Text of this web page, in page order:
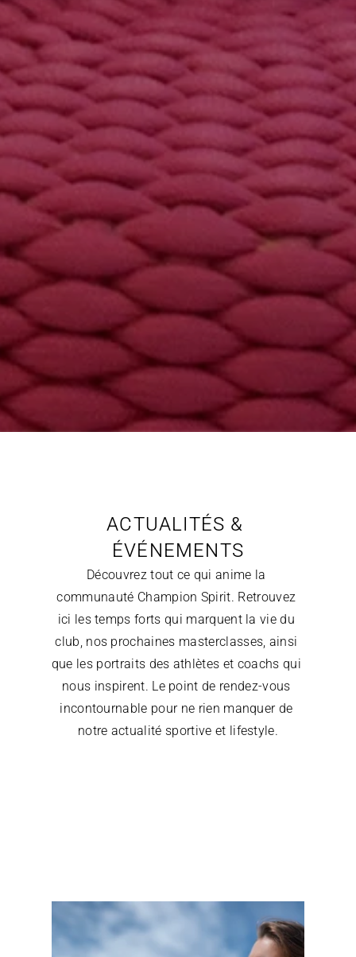
ACTUALITÉS &
ÉVÉNEMENTS
Découvrez tout ce qui anime la
communauté Champion Spirit. Retrouvez
ici les temps forts qui marquent la vie du
club, nos prochaines masterclasses, ainsi
que les portraits des athlètes et coachs qui
nous inspirent. Le point de rendez-vous
incontournable pour ne rien manquer de
notre actualité sportive et lifestyle.